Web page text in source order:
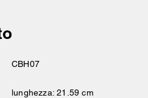
CBH07
lunghezza: 21.59 cm